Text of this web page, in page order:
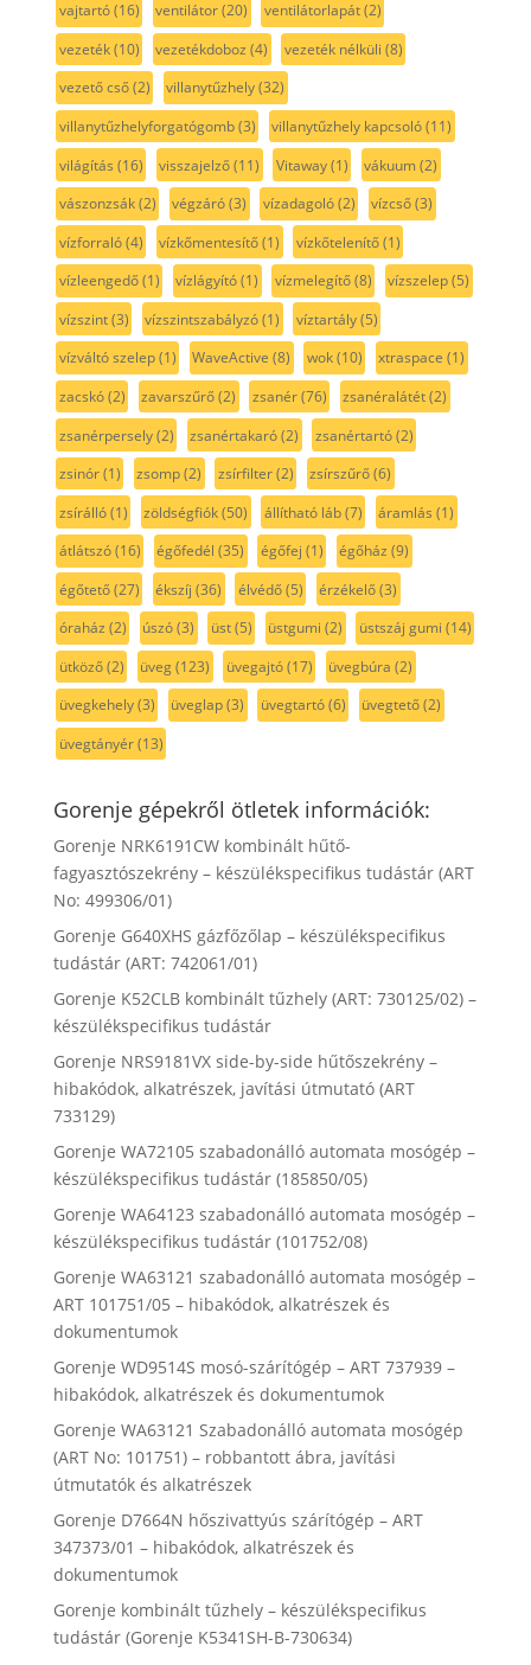
vajtartó(16) ventilátor(20) ventilátorlapát(2)
vezeték(10) vezetékdoboz (4) vezeték nélküli (8)
vezető cső(2) villanytűzhely(32)
villanytűzhelyforgatógomb(3) villanytűzhely kapcsoló(11)
világítás (16) visszajelző(11) Vitaway(1) vákuum(2)
vászonzsák(2) végzáró(3) vízadagoló(2) vízcső(3)
vízforraló(4) vízkőmentesítő(1) vízkőtelenítő(1)
vízleengedő(1) vízlágyító(1) vízmelegítő(8) vízszelep(5)
vízszint(3) vízszintszabályzó(1) víztartály(5)
vízváltó szelep(1) WaveActive (8) wok(10) xtraspace (1)
zacskó(2) zavarszűrő(2) zsanér(76) zsanéralátét(2)
zsanérpersely(2) zsanértakaró(2) zsanértartó(2)
zsinór(1) zsomp(2) zsírfilter(2) zsírszűrő(6)
zsírálló(1) zöldségfiók(50) állítható láb(7) áramlás (1)
átlátszó(16) égőfedél (35) égőfej (1) égőház (9)
égőtető(27) ékszíj (36) élvédő(5) érzékelő(3)
óraház (2) úszó(3) üst(5) üstgumi (2) üstszáj gumi (14)
ütköző(2) üveg(123) üvegajtó(17) üvegbúra (2)
üvegkehely(3) üveglap(3) üvegtartó(6) üvegtető(2)
üvegtányér(13)
Gorenje gépekről ötletek információk:
Gorenje NRK6191CW kombinált hűtő-
fagyasztószekrény – készülékspecifikus tudástár (ART
No: 499306/01)
Gorenje G640XHS gázfőzőlap – készülékspecifikus
tudástár (ART: 742061/01)
Gorenje K52CLB kombinált tűzhely (ART: 730125/02) –
készülékspecifikus tudástár
Gorenje NRS9181VX side-by-side hűtőszekrény –
hibakódok, alkatrészek, javítási útmutató (ART
733129)
Gorenje WA72105 szabadonálló automata mosógép –
készülékspecifikus tudástár (185850/05)
Gorenje WA64123 szabadonálló automata mosógép –
készülékspecifikus tudástár (101752/08)
Gorenje WA63121 szabadonálló automata mosógép –
ART 101751/05 – hibakódok, alkatrészek és
dokumentumok
Gorenje WD9514S mosó-szárítógép – ART 737939 –
hibakódok, alkatrészek és dokumentumok
Gorenje WA63121 Szabadonálló automata mosógép
(ART No: 101751) – robbantott ábra, javítási
útmutatók és alkatrészek
Gorenje D7664N hőszivattyús szárítógép – ART
347373/01 – hibakódok, alkatrészek és
dokumentumok
Gorenje kombinált tűzhely – készülékspecifikus
tudástár (Gorenje K5341SH-B-730634)